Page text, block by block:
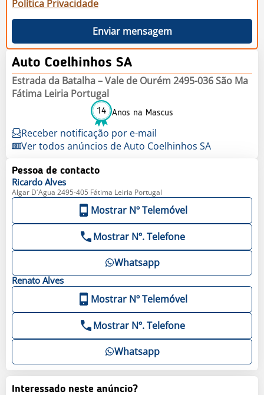
Política Privacidade
Enviar mensagem
Auto Coelhinhos SA
Estrada da Batalha – Vale de Ourém 2495-036 São Ma
Fátima Leiria Portugal
14 Anos na Mascus
Receber notificação por e-mail
Ver todos anúncios de Auto Coelhinhos SA
Pessoa de contacto
Ricardo Alves
Algar D´Agua 2495-405 Fátima Leiria Portugal
Mostrar Nº Telemóvel
Mostrar Nº. Telefone
Whatsapp
Renato Alves
Mostrar Nº Telemóvel
Mostrar Nº. Telefone
Whatsapp
Interessado neste anúncio?